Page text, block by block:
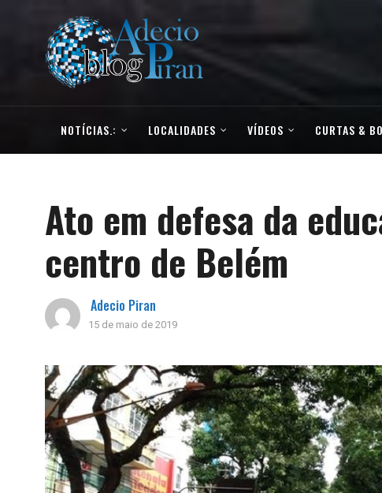
NOTÍCIAS.: LOCALIDADES VÍDEOS CURTAS &
Ato em defesa da
centro de Belém
Adecio Piran
15 de maio de 2019